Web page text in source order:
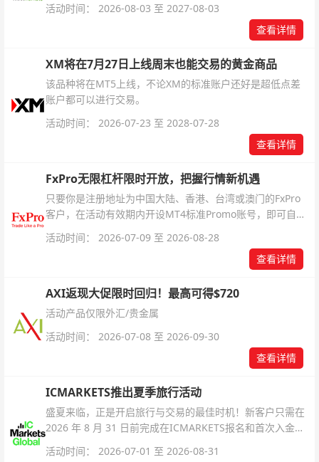
杆配置、支持软件及交易细则。
活动时间： 2026-08-03 至 2027-08-03
查看详情
XM将在7月27日上线周末也能交易的黄金商品
该品种将在MT5上线，不论XM的标准账户还好是超低点差
账户都可以进行交易。
活动时间： 2026-07-23 至 2028-07-28
查看详情
FxPro无限杠杆限时开放，把握行情新机遇
只要你是注册地址为中国大陆、香港、台湾或澳门的FxPro
客户，在活动有效期内开设MT4标准Promo账号，即可自动
活动时间： 2026-07-09 至 2026-08-28
查看详情
AXI返现大促限时回归！最高可得$720
活动产品仅限外汇/贵金属
活动时间： 2026-07-08 至 2026-09-30
查看详情
ICMARKETS推出夏季旅行活动
盛夏来临，正是开启旅行与交易的最佳时机！新客户只需在
2026 年 8 月 31 日前完成在ICMARKETS报名和首次入金即
活动时间： 2026-07-01 至 2026-08-31